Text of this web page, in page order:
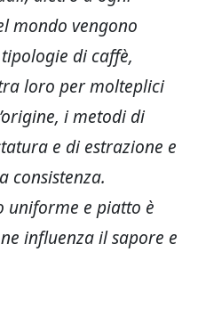
mondo vengono
di caffè,
loro per molteplici
i metodi di
e di estrazione e
consistenza.
uniforme e piatto è
influenza il sapore e